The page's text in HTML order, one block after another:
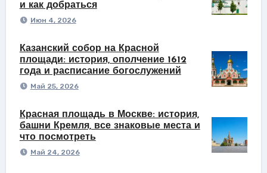
и как добраться
Июн 4, 2026
Казанский собор на Красной
площади: история, ополчение 1612
года и расписание богослужений
Май 25, 2026
Красная площадь в Москве: история,
башни Кремля, все знаковые места и
что посмотреть
Май 24, 2026